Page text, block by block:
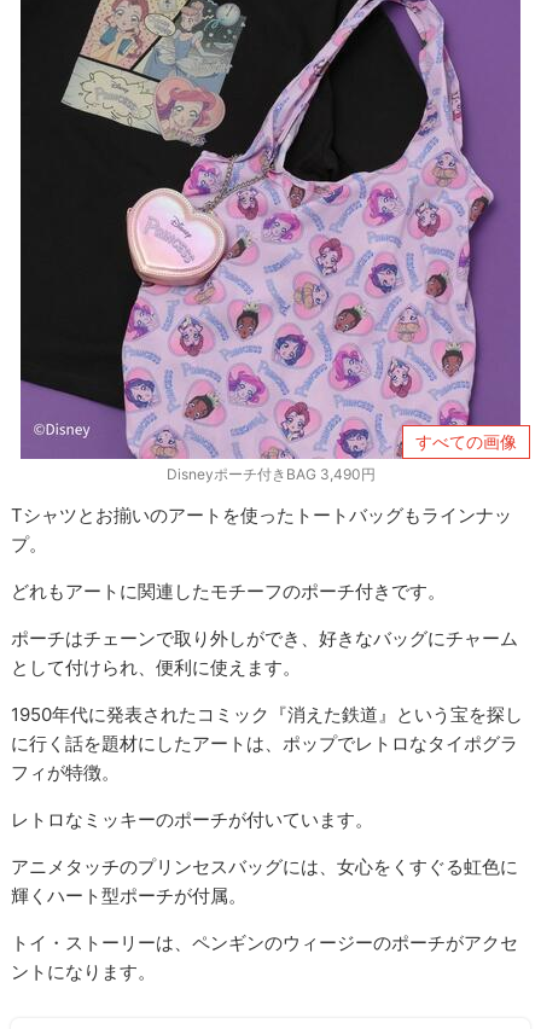
すべての画像
Disneyポーチ付きBAG 3,490円
Tシャツとお揃いのアートを使ったトートバッグもラインナッ
プ。
どれもアートに関連したモチーフのポーチ付きです。
ポーチはチェーンで取り外しができ、好きなバッグにチャーム
として付けられ、便利に使えます。
1950年代に発表されたコミック『消えた鉄道』という宝を探し
に行く話を題材にしたアートは、ポップでレトロなタイポグラ
フィが特徴。
レトロなミッキーのポーチが付いています。
アニメタッチのプリンセスバッグには、女心をくすぐる虹色に
輝くハート型ポーチが付属。
トイ・ストーリーは、ペンギンのウィージーのポーチがアクセ
ントになります。